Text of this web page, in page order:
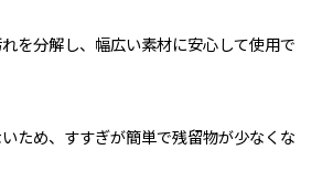
を分解し、幅広い素材に安心して使用で
ため、すすぎが簡単で残留物が少なくな